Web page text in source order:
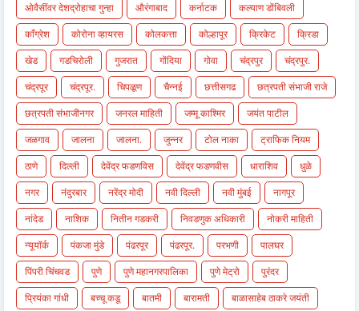
ओवैसींवर देशद्रोहाचा गुन्हा
औरंगाबाद कर्नाटक
कल्याण डोंबिवली
काँग्रेश
कोरोना व्हायरस कोलकत्ता कोल्हापूर क्रिकेट
क्रिडा
खेड
गडचिरोली गुजरात गोंदिया गोवा चंद्रपुर
चंद्रपुर.
चंद्रपूर
चंद्रपूर. चिपळूण चैन्नई छत्तीसगढ
छत्रपती संभाजी राजे
छत्रपती संभाजीनगर
जनरल माहिती जम्मू काश्मिर
जयंत पाटील
जळगाव
जालना जालना. जुन्नर टोल नाका
ट्राफिक नियम
ठाणे
दिल्ली देवेंद्र फडणविस देवेंद्र फडणवीस धाराशिव
धुळे
नगर
नंदुरबार नरेंद्र मोदी नवी दिल्ली नवी मुंबई
नागपूर
नांदेड
नाशिक नितीन गडकरी निवडणुक अधिकारी
नोकरी माहिती
न्यूयॉर्क
पंकजा मुंडे पंढरपूर पंढरपूर. परभणी
पालघर
पिंपरी चिंचवड
पुणे पुणे महानगरपालिका पुणे मेट्रो
पुरंदर
प्रियंका गांधी
बच्चू कडू बातमी बारामती बाळासाहेब ठाकरे जयंती